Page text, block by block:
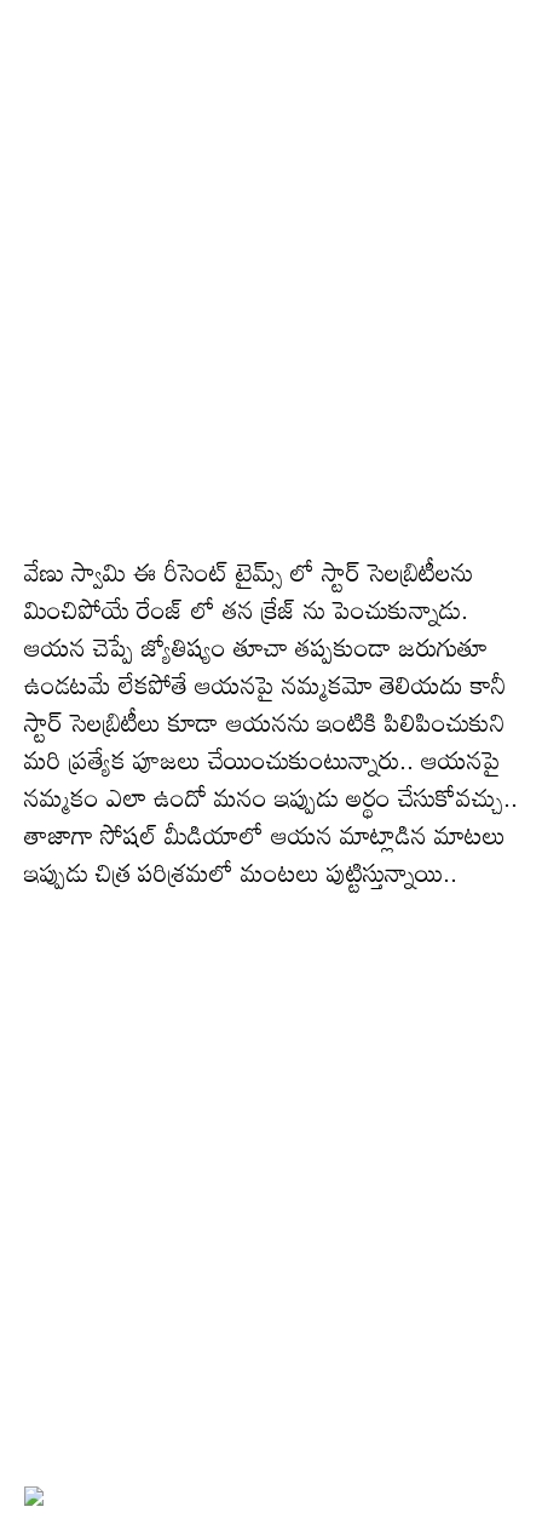
వేణు స్వామి ఈ రీసెంట్ టైమ్స్ లో స్టార్ సెలబ్రిటీలను
మించిపోయే రేంజ్ లో తన క్రేజ్‌ ను పెంచుకున్నాడు.
ఆయన చెప్పే జ్యోతిష్యం తూచా తప్పకుండా జరుగుతూ
ఉండటమే లేకపోతే ఆయనపై నమ్మకమో తెలియదు కానీ
స్టార్ సెలబ్రిటీలు కూడా ఆయనను ఇంటికి పిలిపించుకుని
మరి ప్రత్యేక పూజలు చేయించుకుంటున్నారు.. ఆయనపై
నమ్మకం ఎలా ఉందో మనం ఇప్పుడు అర్థం చేసుకోవచ్చు..
తాజాగా సోషల్ మీడియాలో ఆయన మాట్లాడిన మాటలు
ఇప్పుడు చిత్ర పరిశ్రమలో మంటలు పుట్టిస్తున్నాయి..